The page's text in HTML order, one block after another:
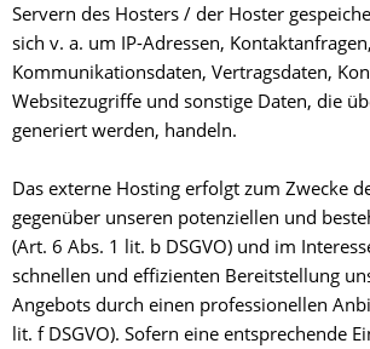
Servern des Hosters / der Hoster
sich v. a. um IP-Adressen,
Kommunikationsdaten, Vertragsdaten,
Websitezugriffe und sonstige Daten, die
generiert werden, handeln.
Das externe Hosting erfolgt zum Zwecke
gegenüber unseren potenziellen und
(Art. 6 Abs. 1 lit. b DSGVO) und im
schnellen und effizienten Bereitstellung
Angebots durch einen professionellen
lit. f DSGVO). Sofern eine entsprechende